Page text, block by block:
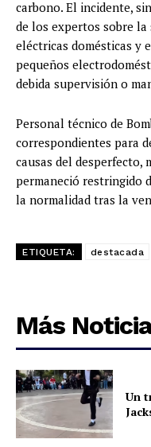
carbono. El incidente,
de los expertos sobre
eléctricas domésticas y
pequeños
debida supervisión o
Personal técnico de
correspondientes para
causas del desperfecto,
permaneció restringido
la normalidad tras la
ETIQUETA: destacada
Más
Un